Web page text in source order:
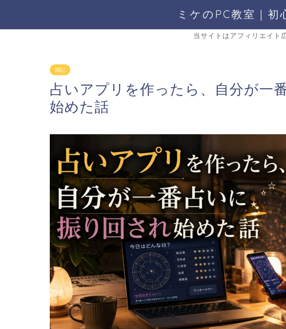
ミケのPC教室｜初
当サイトはアフィリエイト
雑記
占いアプリを作ったら、自分が一
始めた話